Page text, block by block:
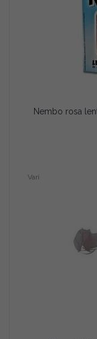
Vari